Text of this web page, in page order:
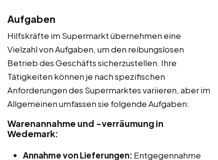
Aufgaben
Hilfskräfte im Supermarkt übernehmen eine
Vielzahl von Aufgaben, um den reibungslosen
Betrieb des Geschäfts sicherzustellen. Ihre
Tätigkeiten können je nach spezifischen
Anforderungen des Supermarktes variieren, aber im
Allgemeinen umfassen sie folgende Aufgaben:
Warenannahme und -verräumung in
Wedemark:
Annahme von Lieferungen: Entgegennahme